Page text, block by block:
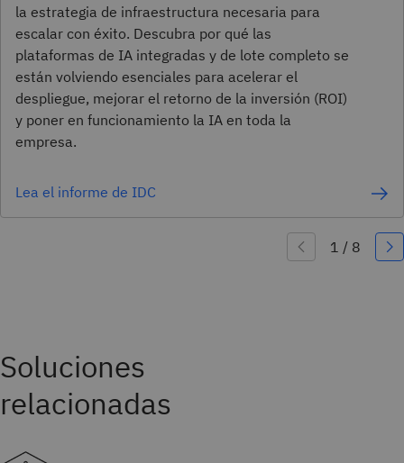
la estrategia de infraestructura necesaria para
escalar con éxito. Descubra por qué las
plataformas de IA integradas y de lote completo se
están volviendo esenciales para acelerar el
despliegue, mejorar el retorno de la inversión (ROI)
y poner en funcionamiento la IA en toda la
empresa.
Lea el informe de IDC